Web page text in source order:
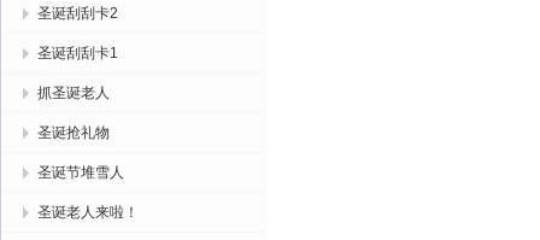
圣诞刮刮卡2
圣诞刮刮卡1
抓圣诞老人
圣诞抢礼物
圣诞节堆雪人
圣诞老人来啦！